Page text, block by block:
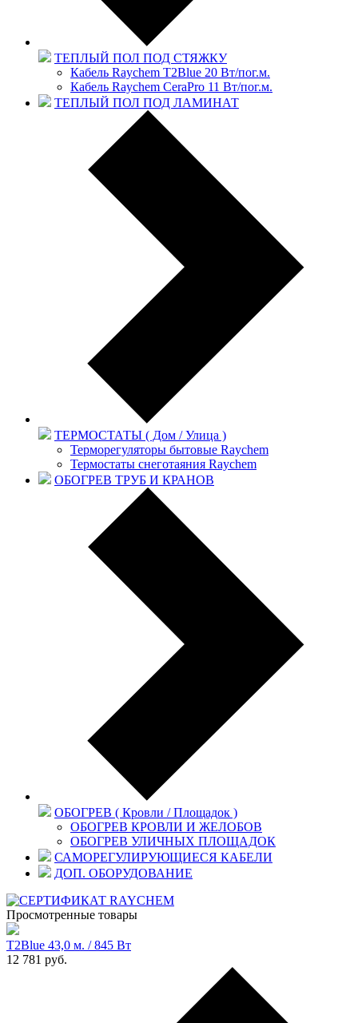
ТЕПЛЫЙ ПОЛ ПОД СТЯЖКУ
Кабель Raychem T2Blue 20 Вт/пог.м.
Кабель Raychem CeraPro 11 Вт/пог.м.
ТЕПЛЫЙ ПОЛ ПОД ЛАМИНАТ
ТЕРМОСТАТЫ ( Дом / Улица )
Терморегуляторы бытовые Raychem
Термостаты снеготаяния Raychem
ОБОГРЕВ ТРУБ И КРАНОВ
ОБОГРЕВ ( Кровли / Площадок )
ОБОГРЕВ КРОВЛИ И ЖЕЛОБОВ
ОБОГРЕВ УЛИЧНЫХ ПЛОЩАДОК
САМОРЕГУЛИРУЮЩИЕСЯ КАБЕЛИ
ДОП. ОБОРУДОВАНИЕ
Просмотренные товары
T2Blue 43,0 м. / 845 Вт
12 781 руб.